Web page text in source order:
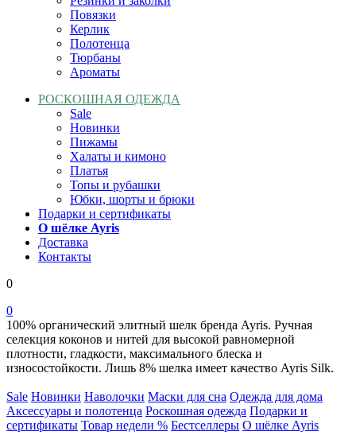
Повязки
Керлик
Полотенца
Тюрбаны
Ароматы
РОСКОШНАЯ ОДЕЖДА
Sale
Новинки
Пижамы
Халаты и кимоно
Платья
Топы и рубашки
Юбки, шорты и брюки
Подарки и сертификаты
О шёлке Ayris
Доставка
Контакты
0
0
100% органический элитный шелк бренда Ayris. Ручная
селекция коконов и нитей для высокой равномерной
плотности, гладкости, максимального блеска и
износостойкости. Лишь 8% шелка имеет качество Ayris Silk.
Sale Новинки Наволочки Маски для сна Одежда для дома
Аксессуары и полотенца Роскошная одежда Подарки и
сертификаты Товар недели % Бестселлеры О шёлке Ayris